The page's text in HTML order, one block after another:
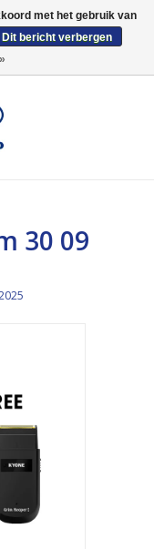
0 Artikelen - €0,00
30 09
met het gebruik van
Dit bericht verbergen